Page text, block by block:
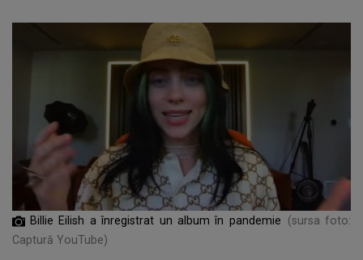
Billie Eilish a înregistrat un album în pandemie
(sursa foto:
Captură YouTube)